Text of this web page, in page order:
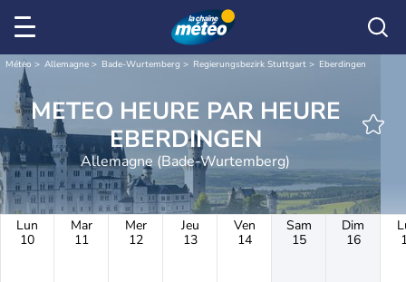
Météo Allemagne Bade-Wurtemberg Regierungsbezirk Stuttgart Eberdingen
METEO HEURE PAR HEURE
EBERDINGEN
Allemagne (Bade-Wurtemberg)
Lun
10
Mar
11
Mer
12
Jeu
13
Ven
14
Sam
15
Dim
16